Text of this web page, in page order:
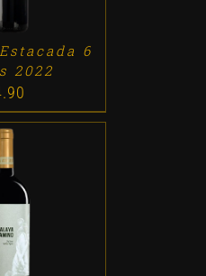
6
2022
/